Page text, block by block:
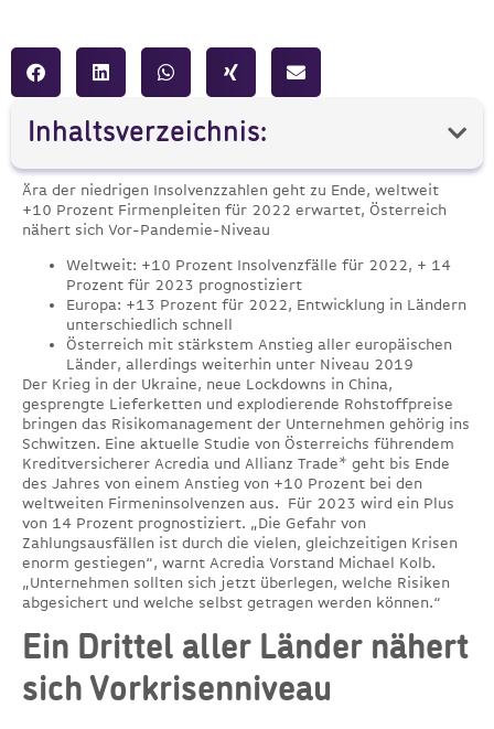
Ära der niedrigen Insolvenzzahlen geht zu Ende, weltweit
+10 Prozent Firmenpleiten für 2022 erwartet, Österreich
nähert sich Vor-Pandemie-Niveau
Weltweit: +10 Prozent Insolvenzfälle für 2022, + 14
Prozent für 2023 prognostiziert
Europa: +13 Prozent für 2022, Entwicklung in Ländern
unterschiedlich schnell
Österreich mit stärkstem Anstieg aller europäischen
Länder, allerdings weiterhin unter Niveau 2019
Der Krieg in der Ukraine, neue Lockdowns in China,
gesprengte Lieferketten und explodierende Rohstoffpreise
bringen das Risikomanagement der Unternehmen gehörig ins
Schwitzen. Eine aktuelle Studie von Österreichs führendem
Kreditversicherer Acredia und Allianz Trade* geht bis Ende
des Jahres von einem Anstieg von +10 Prozent bei den
weltweiten Firmeninsolvenzen aus. Für 2023 wird ein Plus
von 14 Prozent prognostiziert. „Die Gefahr von
Zahlungsausfällen ist durch die vielen, gleichzeitigen Krisen
enorm gestiegen“, warnt Acredia Vorstand Michael Kolb.
„Unternehmen sollten sich jetzt überlegen, welche Risiken
abgesichert und welche selbst getragen werden können.“
Ein Drittel aller Länder nähert
sich Vorkrisenniveau
Inhaltsverzeichnis: